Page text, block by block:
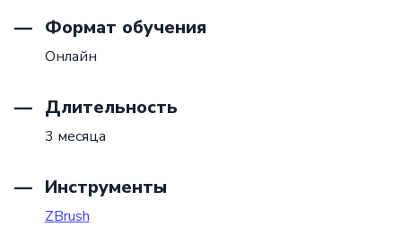
Формат обучения
Онлайн
Длительность
3 месяца
Инструменты
ZBrush